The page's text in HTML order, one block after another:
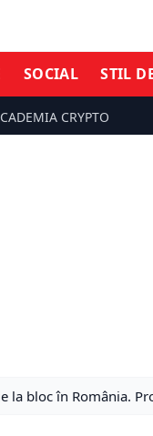
SOCIAL STIL
CRYPTO
la bloc în România.